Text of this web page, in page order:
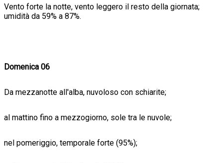
Vento forte la notte, vento leggero il resto della giornata;
umidità da 59% a 87%.
Domenica 06
Da mezzanotte all'alba, nuvoloso con schiarite;
al mattino fino a mezzogiorno, sole tra le nuvole;
nel pomeriggio, temporale forte (95%);